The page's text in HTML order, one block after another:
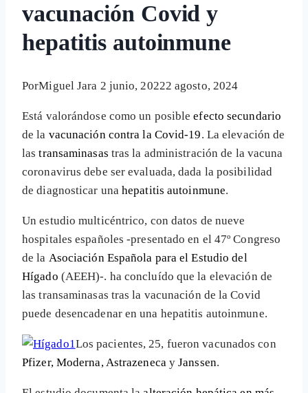
vacunación Covid y
hepatitis autoinmune
PorMiguel Jara 2 junio, 20222 agosto, 2024
Está valorándose como un posibleefecto secundario
de la vacunación contra la Covid-19. La elevación de
lastransaminasas tras la administración de la vacuna
coronavirus debe ser evaluada, dada la posibilidad
de diagnosticar unahepatitis autoinmune.
Un estudio multicéntrico, con datos de nueve
hospitales españoles -presentado en el 47º Congreso
de la Asociación Española para el Estudio del
Hígado (AEEH)-. ha concluído que la elevación de
las transaminasas tras la vacunación de la Covid
puede desencadenar en una hepatitis autoinmune.
Los pacientes, 25, fueron vacunados con
Pfizer, Moderna, Astrazeneca yJanssen.